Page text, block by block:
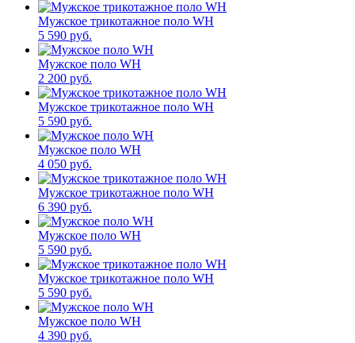
Мужское трикотажное поло WH
5 590 руб.
Мужское поло WH
2 200 руб.
Мужское трикотажное поло WH
5 590 руб.
Мужское поло WH
4 050 руб.
Мужское трикотажное поло WH
6 390 руб.
Мужское поло WH
5 590 руб.
Мужское трикотажное поло WH
5 590 руб.
Мужское поло WH
4 390 руб.